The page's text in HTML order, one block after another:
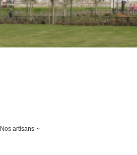
Nos artisans